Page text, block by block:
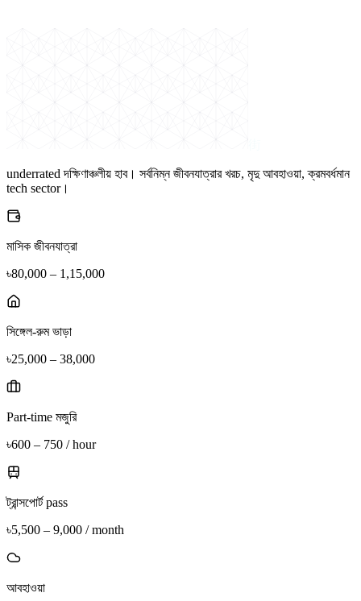
underrated দক্ষিণাঞ্চলীয় হাব। সর্বনিম্ন জীবনযাত্রার খরচ, মৃদু আবহাওয়া, ক্রমবর্ধমান
tech sector।
মাসিক জীবনযাত্রা
৳80,000 – 1,15,000
সিঙ্গেল-রুম ভাড়া
৳25,000 – 38,000
Part-time মজুরি
৳600 – 750 / hour
ট্রান্সপোর্ট pass
৳5,500 – 9,000 / month
আবহাওয়া